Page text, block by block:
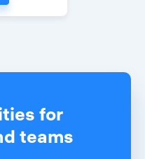
for
teams